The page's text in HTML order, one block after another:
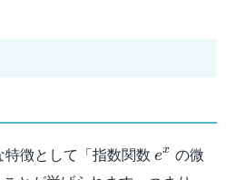
特徴として「指数関数e^x
ex の微